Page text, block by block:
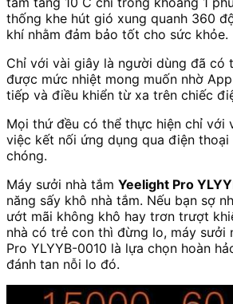
thống khe hút gió xung quanh 360
khí nhằm đảm bảo tốt cho sức khỏe.
Chỉ với vài giây là người dùng đã có
được mức nhiệt mong muốn nhờ
tiếp và điều khiển từ xa trên chiếc
Mọi thứ đều có thể thực hiện chỉ với
việc kết nối ứng dụng qua điện
chóng.
Máy sưởi nhà tắm Yeelight Pro
năng sấy khô nhà tắm. Nếu bạn sợ
ướt mãi không khô hay trơn trượt
nhà có trẻ con thì đừng lo, máy sưởi
Pro YLYYB-0010 là lựa chọn hoàn
đánh tan nỗi lo đó.